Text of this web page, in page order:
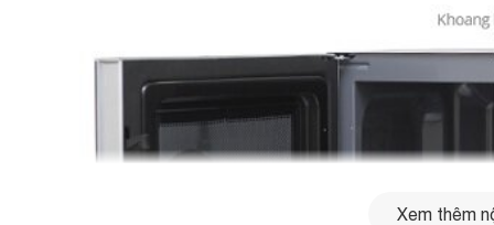
Xem thêm